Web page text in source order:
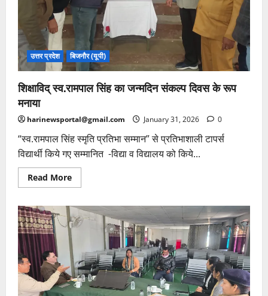
गया
सम्मानित
उत्तर प्रदेश बिजनौर (यूपी)
शिक्षाविद् स्व.रामपाल सिंह का जन्मदिन संकल्प दिवस के रूप
मनाया
harinewsportal@gmail.com January 31, 2026 0
“स्व.रामपाल सिंह स्मृति प्रतिभा सम्मान” से प्रतिभाशाली टापर्स
विद्यार्थी किये गए सम्मानित -विद्या व विद्यालय को किये...
Read MoreRead
more
स्व.रामपाल
सिंह
का
जन्मदिन
संकल्प
दिवस
के
रूप
मनाया